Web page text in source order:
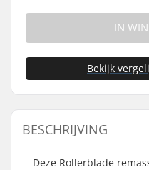
IN
Bekijk
BESCHRIJVING
Deze Rollerblade